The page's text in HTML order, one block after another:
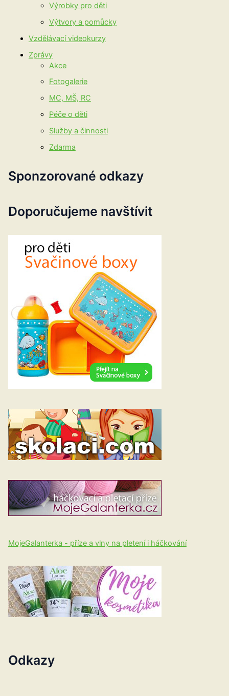
Výrobky pro děti
Výtvory a pomůcky
Vzdělávací videokurzy
Zprávy
Akce
Fotogalerie
MC, MŠ, RC
Péče o děti
Služby a činnosti
Zdarma
Sponzorované odkazy
Doporučujeme navštívit
MojeGalanterka - příze a vlny na pletení i háčkování
Odkazy